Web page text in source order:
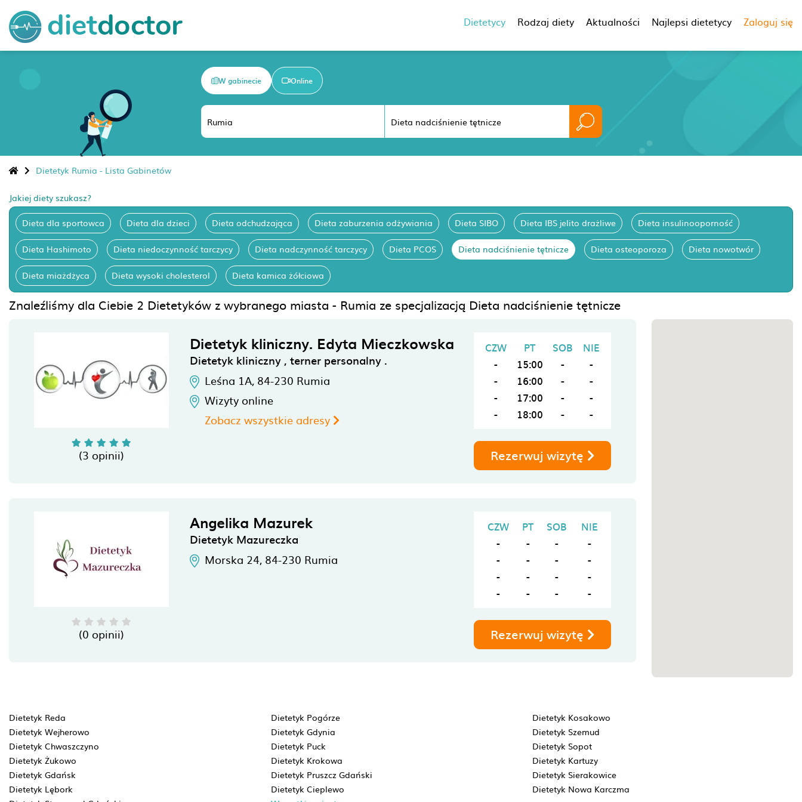
Dietetycy Rodzaj diety Aktualności Najlepsi dietetycy Zaloguj się
W gabinecie Online
Dietetyk Rumia - Lista Gabinetów
Jakiej diety szukasz?
Dieta dla sportowca Dieta dla dzieci Dieta odchudzająca Dieta zaburzenia odżywiania Dieta SIBO Dieta IBS jelito drażliwe Dieta insulinooporność
Dieta Hashimoto Dieta niedoczynność tarczycy Dieta nadczynność tarczycy Dieta PCOS Dieta nadciśnienie tętnicze Dieta osteoporoza Dieta nowotwór
Dieta miażdżyca Dieta wysoki cholesterol Dieta kamica żółciowa
Znaleźliśmy dla Ciebie 2 Dietetyków z wybranego miasta - Rumia ze specjalizacją Dieta nadciśnienie tętnicze
(3 opinii)
Dietetyk kliniczny. Edyta Mieczkowska
Dietetyk kliniczny , terner personalny .
Leśna 1A, 84-230 Rumia
Wizyty online
Zobacz wszystkie adresy
CZW PT SOB
NIE
-
15:00 -
-
-
16:00 -
-
-
17:00 -
-
-
18:00 - -
Rezerwuj wizytę
(0 opinii)
Angelika Mazurek
Dietetyk Mazureczka
Morska 24, 84-230 Rumia
CZW PT SOB
NIE
-
- -
-
-
- -
-
-
- -
-
-
- - -
Rezerwuj wizytę
Dietetyk Reda Dietetyk Pogórze
Dietetyk Kosakowo
Dietetyk Wejherowo
Dietetyk Gdynia
Dietetyk Szemud
Dietetyk Chwaszczyno
Dietetyk Puck
Dietetyk Sopot
Dietetyk Żukowo
Dietetyk Krokowa
Dietetyk Kartuzy
Dietetyk Gdańsk
Dietetyk Pruszcz Gdański
Dietetyk Sierakowice
Dietetyk Lębork
Dietetyk Cieplewo
Dietetyk Nowa Karczma